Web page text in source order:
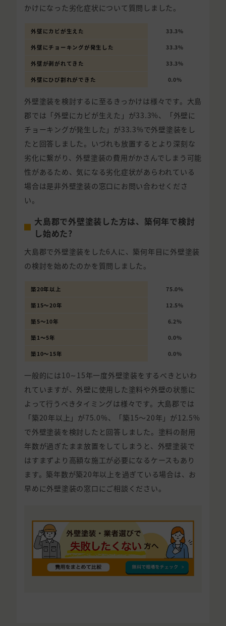
かけになった劣化症状について質問しました。
外壁にカビが生えた 33.3%
外壁にチョーキングが発生した 33.3%
外壁が剥がれてきた 33.3%
外壁にひび割れができた 0.0%
外壁塗装を検討するに至るきっかけは様々です。大島
郡では「外壁にカビが生えた」が33.3%、「外壁に
チョーキングが発生した」が33.3%で外壁塗装をし
たと回答しました。いづれも放置するとより深刻な
劣化に繋がり、外壁塗装の費用がかさんでしまう可能
性があるため、気になる劣化症状があらわれている
場合は是非外壁塗装の窓口にお問い合わせくださ
い。
大島郡で外壁塗装した方は、築何年で検討
し始めた?
大島郡で外壁塗装をした6人に、築何年目に外壁塗装
の検討を始めたのかを質問しました。
築20年以上 75.0%
築15〜20年 12.5%
築5〜10年 6.2%
築1〜5年 0.0%
築10〜15年 0.0%
一般的には10∼15年一度外壁塗装をするべきといわ
れていますが、外壁に使用した塗料や外壁の状態に
よって行うべきタイミングは様々です。大島郡では
「築20年以上」が75.0%、「築15〜20年」が12.5%
で外壁塗装を検討したと回答しました。塗料の耐用
年数が過ぎたまま放置をしてしまうと、外壁塗装で
はすまずより高額な施工が必要になるケースもあり
ます。築年数が築20年以上を過ぎている場合は、お
早めに外壁塗装の窓口にご相談ください。